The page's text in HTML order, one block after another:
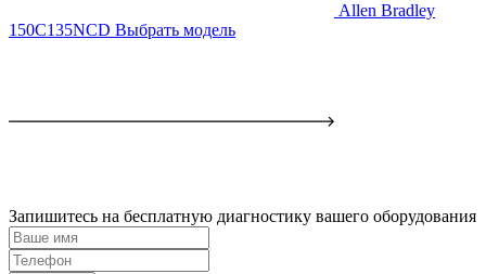
Allen Bradley
150C135NCD Выбрать модель
Запишитесь на бесплатную диагностику вашего оборудования